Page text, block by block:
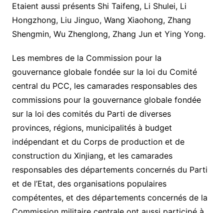
Etaient aussi présents Shi Taifeng, Li Shulei, Li
Hongzhong, Liu Jinguo, Wang Xiaohong, Zhang
Shengmin, Wu Zhenglong, Zhang Jun et Ying Yong.
Les membres de la Commission pour la
gouvernance globale fondée sur la loi du Comité
central du PCC, les camarades responsables des
commissions pour la gouvernance globale fondée
sur la loi des comités du Parti de diverses
provinces, régions, municipalités à budget
indépendant et du Corps de production et de
construction du Xinjiang, et les camarades
responsables des départements concernés du Parti
et de l’Etat, des organisations populaires
compétentes, et des départements concernés de la